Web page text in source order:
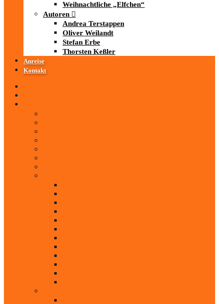
Weihnachtliche „Elfchen“
Autoren
Andrea Terstappen
Oliver Weilandt
Stefan Erbe
Thorsten Keßler
Anreise
Kontakt